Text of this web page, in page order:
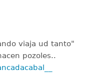
viaja ud tanto"
pozoles..